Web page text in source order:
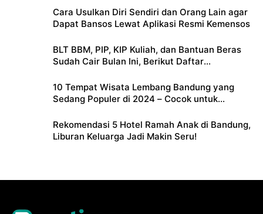
Cara Usulkan Diri Sendiri dan Orang Lain agar
Dapat Bansos Lewat Aplikasi Resmi Kemensos
BLT BBM, PIP, KIP Kuliah, dan Bantuan Beras
Sudah Cair Bulan Ini, Berikut Daftar
10 Tempat Wisata Lembang Bandung yang
Sedang Populer di 2024 – Cocok untuk
Rekomendasi 5 Hotel Ramah Anak di Bandung,
Liburan Keluarga Jadi Makin Seru!